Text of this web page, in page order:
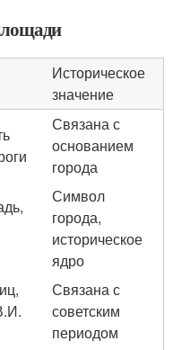
Историческое
значение
Связана с
основанием
города
Символ
города,
историческое
ядро
Связана с
советским
периодом